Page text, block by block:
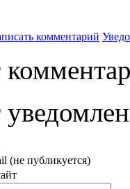
комментарий
(не публикуется)